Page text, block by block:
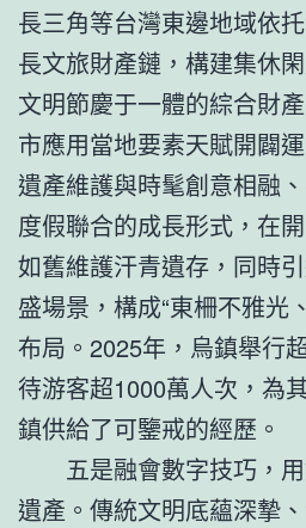
長三角等台灣東邊地域依
長文旅財產鏈，構建集休
文明節慶于一體的綜合財
市應用當地要素天賦開闢
遺產維護與時髦創意相融
度假聯合的成長形式，在
如舊維護汗青遺存，同時
盛場景，構成“東柵不雅光
布局。2025年，烏鎮舉行
待游客超1000萬人次，為
鎮供給了可鑒戒的經歷。
五是融會數字技巧，
遺產。傳統文明底蘊深摯